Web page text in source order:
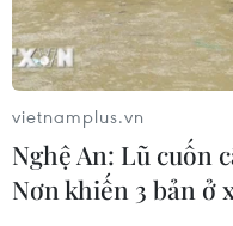
Các tổ chức tín
vietnamplus.vn
Nghệ An: Lũ cuốn
Nơn khiến 3 bản ở